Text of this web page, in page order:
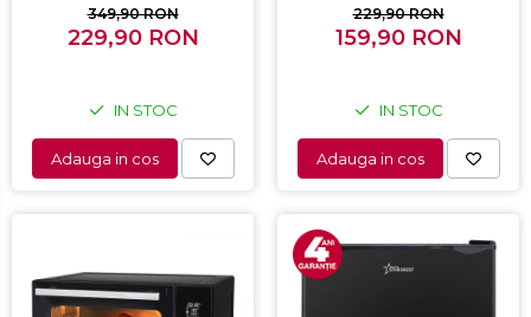
349,90 RON
229,90 RON
IN STOC
Adauga in cos
ceramic pentru vafe,
nuci, gogosi si smile
229,90 RON
159,90 RON
IN STOC
Adauga in cos